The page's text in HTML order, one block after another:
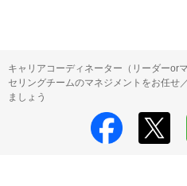
キャリアコーディネーター（リーダーor
セリングチームのマネジメントをお任せ
ましょう